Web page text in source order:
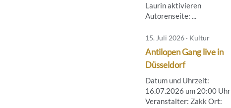
Laurin aktivieren
Autorenseite: ...
15. Juli 2026 · Kultur
Antilopen Gang live in
Düsseldorf
Datum und Uhrzeit:
16.07.2026 um 20:00 Uhr
Veranstalter: Zakk Ort: